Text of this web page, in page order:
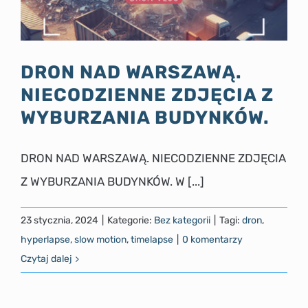
DRON NAD WARSZAWĄ.
NIECODZIENNE ZDJĘCIA Z
WYBURZANIA BUDYNKÓW.
DRON NAD WARSZAWĄ. NIECODZIENNE ZDJĘCIA
Z WYBURZANIA BUDYNKÓW. W [...]
23 stycznia, 2024 Kategorie: Bez kategorii Tagi: dron,
hyperlapse,slow motion,timelapse
0 komentarzy
Czytaj dalej